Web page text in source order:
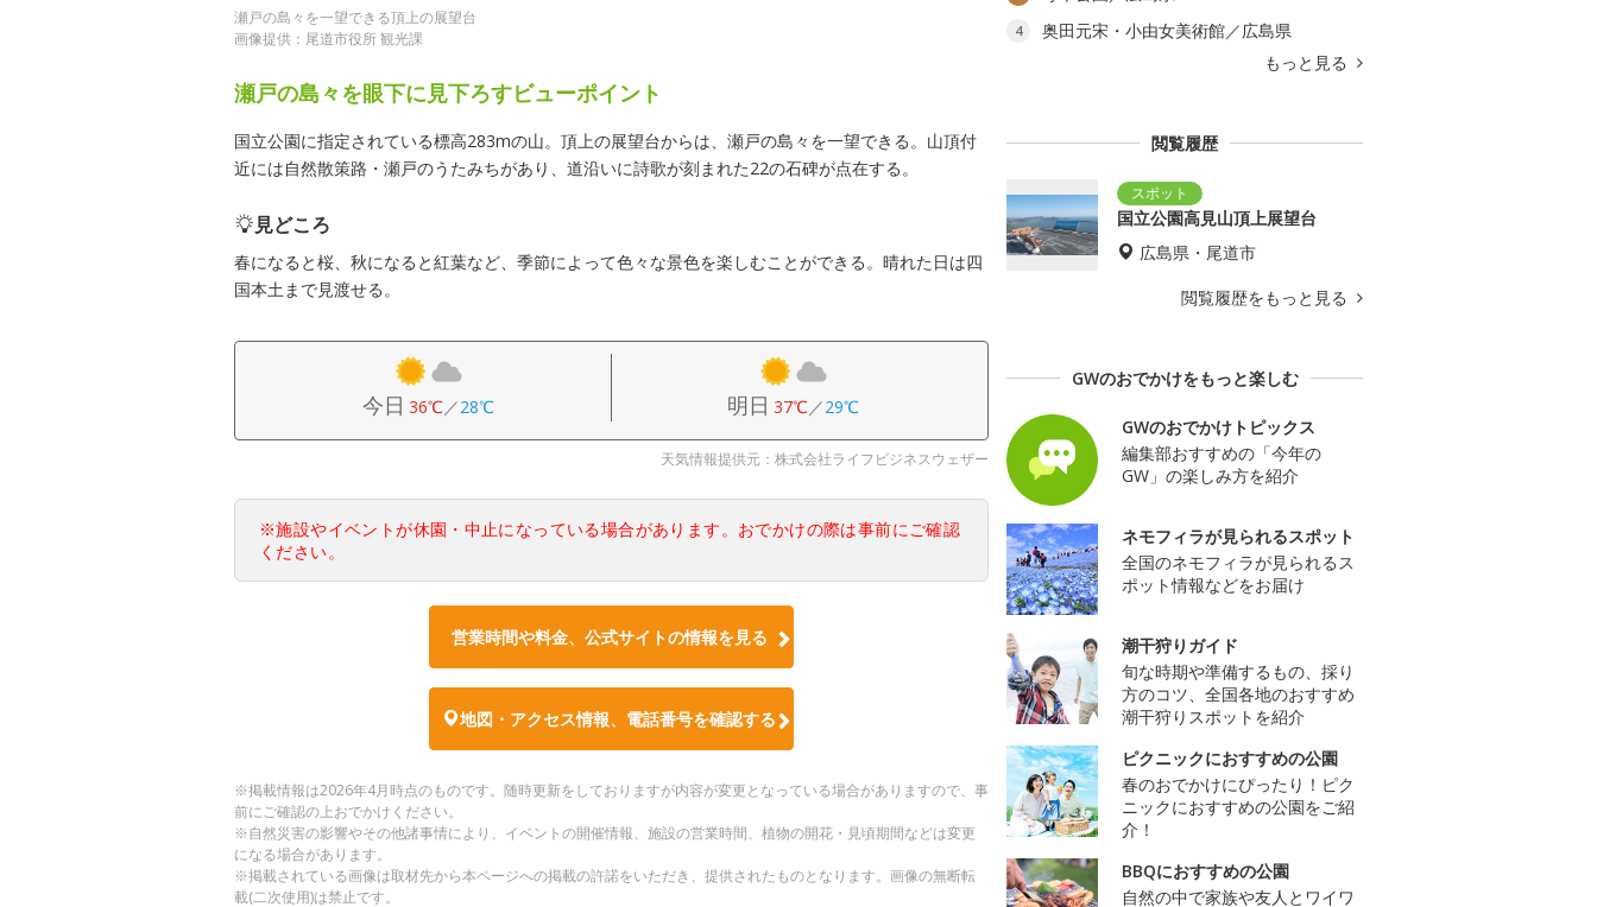
瀬戸の島々を一望できる頂上の展望台
画像提供：尾道市役所 観光課
瀬戸の島々を眼下に見下ろすビューポイント
国立公園に指定されている標高283mの山。頂上の展望台からは、瀬戸の島々を一望できる。山頂付
近には自然散策路・瀬戸のうたみちがあり、道沿いに詩歌が刻まれた22の石碑が点在する。
見どころ
春になると桜、秋になると紅葉など、季節によって色々な景色を楽しむことができる。晴れた日は四
国本土まで見渡せる。
今日 36℃／28℃ 明日 37℃／29℃
天気情報提供元：株式会社ライフビジネスウェザー
※施設やイベントが休園・中止になっている場合があります。おでかけの際は事前にご確認
ください。
営業時間や料金、公式サイトの情報を見る
地図・アクセス情報、電話番号を確認する
※掲載情報は2026年4月時点のものです。随時更新をしておりますが内容が変更となっている場合がありますので、事
前にご確認の上おでかけください。
※自然災害の影響やその他諸事情により、イベントの開催情報、施設の営業時間、植物の開花・見頃期間などは変更
になる場合があります。
※掲載されている画像は取材先から本ページへの掲載の許諾をいただき、提供されたものとなります。画像の無断転
載(二次使用)は禁止です。
4
奥田元宋・小由女美術館／広島県
もっと見る
閲覧履歴
国立公園高見山頂上展望台
広島県・尾道市
閲覧履歴をもっと見る
GWのおでかけをもっと楽しむ
GWのおでかけトピックス
編集部おすすめの「今年の
GW」の楽しみ方を紹介
ネモフィラが見られるスポット
全国のネモフィラが見られるス
ポット情報などをお届け
潮干狩りガイド
旬な時期や準備するもの、採り
方のコツ、全国各地のおすすめ
潮干狩りスポットを紹介
ピクニックにおすすめの公園
春のおでかけにぴったり！ピク
ニックにおすすめの公園をご紹
介！
BBQにおすすめの公園
自然の中で家族や友人とワイワ